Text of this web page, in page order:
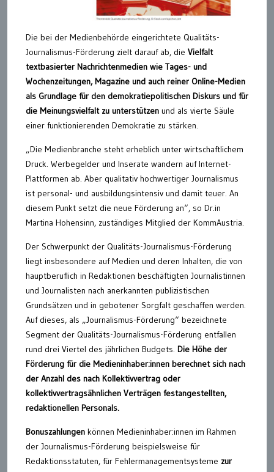
Die bei der Medienbehörde eingerichtete Qualitäts-
Journalismus-Förderung zielt darauf ab, die Vielfalt
textbasierter Nachrichtenmedien wie Tages- und
Wochenzeitungen, Magazine und auch reiner Online-Medien
als Grundlage für den demokratiepolitischen Diskurs und für
die Meinungsvielfalt zu unterstützen und als vierte Säule
einer funktionierenden Demokratie zu stärken.
„Die Medienbranche steht erheblich unter wirtschaftlichem
Druck. Werbegelder und Inserate wandern auf Internet-
Plattformen ab. Aber qualitativ hochwertiger Journalismus
ist personal- und ausbildungsintensiv und damit teuer. An
diesem Punkt setzt die neue Förderung an“, so Dr.in
Martina Hohensinn, zuständiges Mitglied der KommAustria.
Der Schwerpunkt der Qualitäts-Journalismus-Förderung
liegt insbesondere auf Medien und deren Inhalten, die von
hauptberuflich in Redaktionen beschäftigten Journalistinnen
und Journalisten nach anerkannten publizistischen
Grundsätzen und in gebotener Sorgfalt geschaffen werden.
Auf dieses, als „Journalismus-Förderung“ bezeichnete
Segment der Qualitäts-Journalismus-Förderung entfallen
rund drei Viertel des jährlichen Budgets. Die Höhe der
Förderung für die Medieninhaber:innen berechnet sich nach
der Anzahl des nach Kollektivvertrag oder
kollektivvertragsähnlichen Verträgen festangestellten,
redaktionellen Personals.
Bonuszahlungen können Medieninhaber:innen im Rahmen
der Journalismus-Förderung beispielsweise für
Redaktionsstatuten, für Fehlermanagementsysteme zur